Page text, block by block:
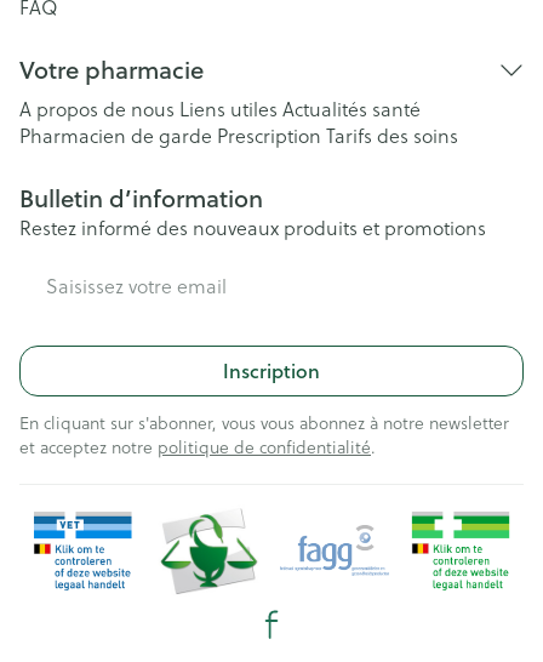
FAQ
Votre pharmacie
A propos de nous Liens utiles Actualités santé
Pharmacien de garde Prescription Tarifs des soins
Bulletin d’information
Restez informé des nouveaux produits et promotions
Inscription
En cliquant sur s'abonner, vous vous abonnez à notre newsletter
et acceptez notre politique de confidentialité.